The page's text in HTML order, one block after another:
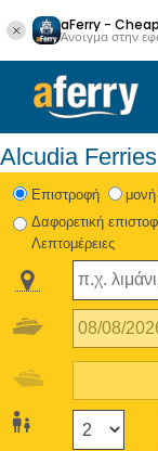
aFerry -
Άνοιγμα στην
Alcudia Ferries
Eπιστροφή
μονή
Δαφορετική
Λεπτομέρειες